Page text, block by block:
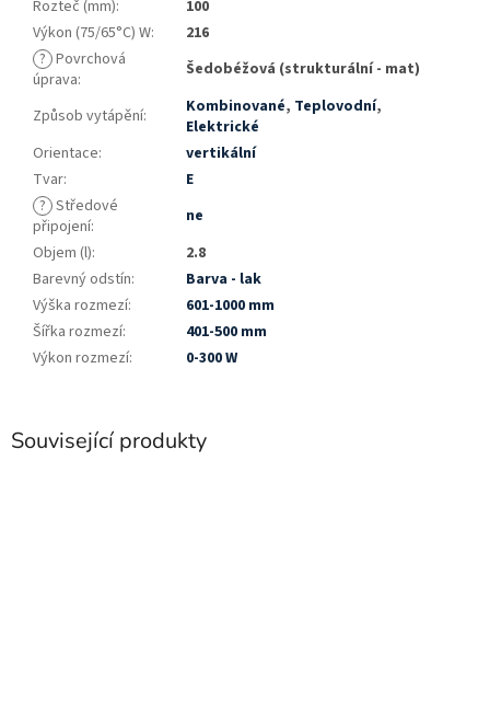
Související produkty
Rozteč (mm):
100
Výkon (75/65°C) W:
216
? Povrchová
úprava: Šedobéžová (strukturální - mat)
Způsob vytápění: Kombinované, Teplovodní,
Elektrické
Orientace:
vertikální
Tvar:
E
? Středové
připojení:
ne
Objem (l):
2.8
Barevný odstín:
Barva - lak
Výška rozmezí:
601-1000 mm
Šířka rozmezí:
401-500 mm
Výkon rozmezí: 0-300 W